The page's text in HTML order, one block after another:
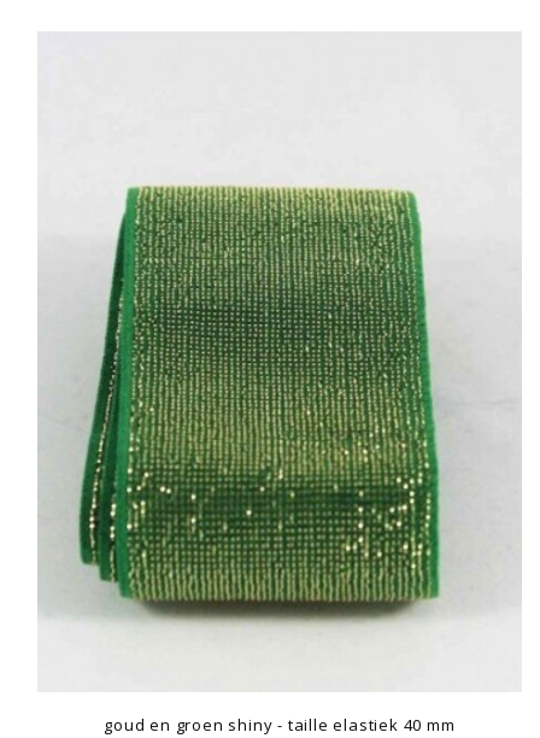
goud en groen shiny - taille elastiek 40 mm